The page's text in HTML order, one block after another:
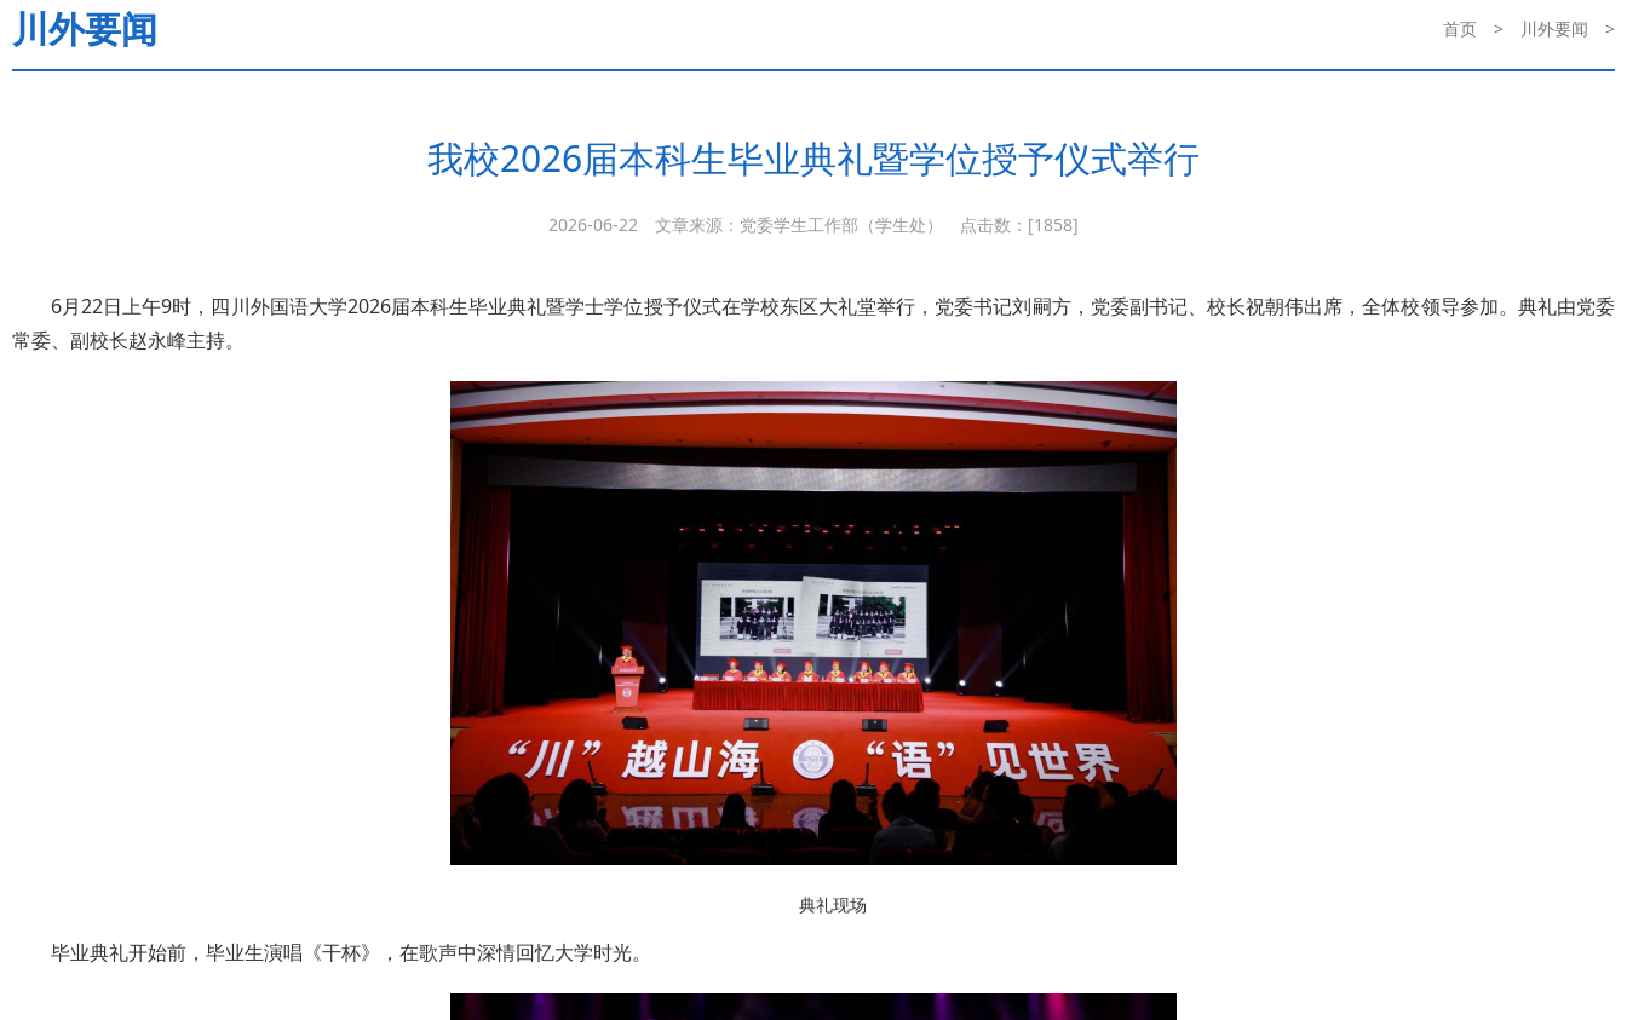
川外要闻 首页 > 川外要闻 >
我校2026届本科生毕业典礼暨学位授予仪式举行
2026-06-22 文章来源：党委学生工作部（学生处） 点击数：[1858]
6月22日上午9时，四川外国语大学2026届本科生毕业典礼暨学士学位授予仪式在学校东区大礼堂举行，党委书记刘嗣方，党委副书记、校长祝朝伟出席，全体校领导参加。典礼由党委
常委、副校长赵永峰主持。
典礼现场
毕业典礼开始前，毕业生演唱《干杯》，在歌声中深情回忆大学时光。